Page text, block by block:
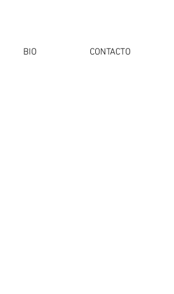
BIO CONTACTO